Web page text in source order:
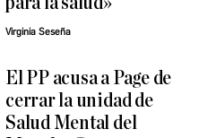
Virginia Seseña
El PP acusa a Page de
cerrar la unidad de
Salud Mental del